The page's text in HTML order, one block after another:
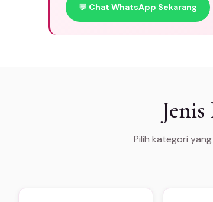
💬 Chat WhatsApp Sekarang
Pilih kategori